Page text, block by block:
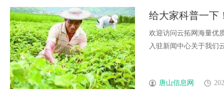
给大家科普一下
欢迎访问云拓网海量优
入驻新闻中心关于我们
唐山信息网